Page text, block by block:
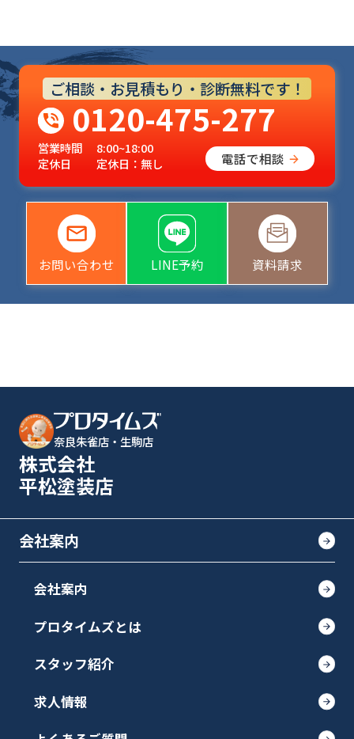
ご相談・お見積もり・診断無料です！
0120-475-277
営業時間
8:00~18:00
定休日
定休日：無し 電話で相談
お問い合わせ LINE予約 資料請求
奈良朱雀店・生駒店
株式会社
平松塗装店
会社案内
会社案内
プロタイムズとは
スタッフ紹介
求人情報